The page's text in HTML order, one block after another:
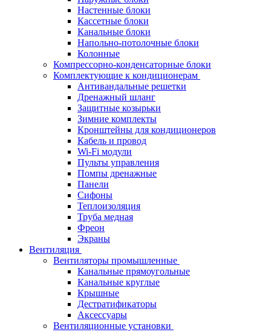
Настенные блоки
Кассетные блоки
Канальные блоки
Напольно-потолочные блоки
Колонные
Компрессорно-конденсаторные блоки
Комплектующие к кондиционерам
Антивандальные решетки
Дренажный шланг
Защитные козырьки
Зимние комплекты
Кронштейны для кондиционеров
Кабель и провод
Wi-Fi модули
Пульты управления
Помпы дренажные
Панели
Сифоны
Теплоизоляция
Труба медная
Фреон
Экраны
Вентиляция
Вентиляторы промышленные
Канальные прямоугольные
Канальные круглые
Крышные
Дестратификаторы
Аксессуары
Вентиляционные установки